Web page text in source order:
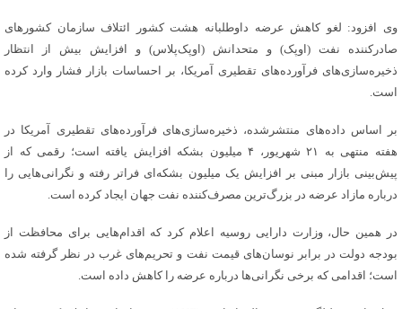
وی افزود: لغو کاهش عرضه داوطلبانه هشت کشور ائتلاف سازمان کشورهای
صادرکننده نفت (اوپک) و متحدانش (اوپک‌پلاس) و افزایش بیش از انتظار
ذخیره‌سازی‌های فرآورده‌های تقطیری آمریکا، بر احساسات بازار فشار وارد کرده
است.
بر اساس داده‌های منتشرشده، ذخیره‌سازی‌های فرآورده‌های تقطیری آمریکا در
هفته منتهی به ۲۱ شهریور، ۴ میلیون بشکه افزایش یافته است؛ رقمی که از
پیش‌بینی بازار مبنی بر افزایش یک میلیون بشکه‌ای فراتر رفته و نگرانی‌هایی را
درباره مازاد عرضه در بزرگ‌ترین مصرف‌کننده نفت جهان ایجاد کرده است.
در همین حال، وزارت دارایی روسیه اعلام کرد که اقدام‌هایی برای محافظت از
بودجه دولت در برابر نوسان‌های قیمت نفت و تحریم‌های غرب در نظر گرفته شده
است؛ اقدامی که برخی نگرانی‌ها درباره عرضه را کاهش داده است.